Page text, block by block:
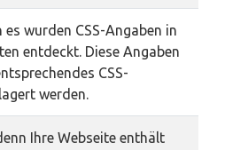
es wurden CSS-Angaben in
entdeckt. Diese Angaben
CSS-
werden.
Ihre Webseite enthält